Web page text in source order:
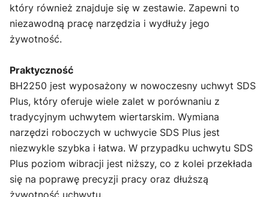
który również znajduje się w zestawie. Zapewni to
niezawodną pracę narzędzia i wydłuży jego
żywotność.
Praktyczność
BH2250 jest wyposażony w nowoczesny uchwyt SDS
Plus, który oferuje wiele zalet w porównaniu z
tradycyjnym uchwytem wiertarskim. Wymiana
narzędzi roboczych w uchwycie SDS Plus jest
niezwykle szybka i łatwa. W przypadku uchwytu SDS
Plus poziom wibracji jest niższy, co z kolei przekłada
się na poprawę precyzji pracy oraz dłuższą
żywotność uchwytu.